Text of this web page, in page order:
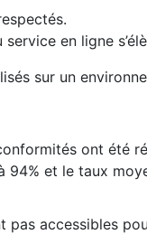
en ligne
sur un
ont été
94% et le taux
pas accessibles